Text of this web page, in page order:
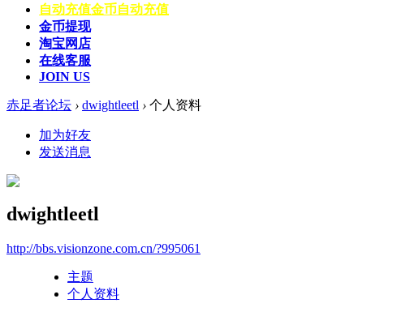
自动充值金币自动充值
金币提现
淘宝网店
在线客服
JOIN US
赤足者论坛 › dwightleetl › 个人资料
加为好友
发送消息
dwightleetl
http://bbs.visionzone.com.cn/?995061
主题
个人资料